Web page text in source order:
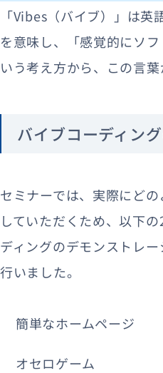
「Vibes（バイブ）」は英
を意味し、「感覚的にソ
いう考え方から、この言葉
バイブコーディン
セミナーでは、実際にど
していただくため、以下
ディングのデモンストレ
行いました。
簡単なホームページ
オセロゲーム